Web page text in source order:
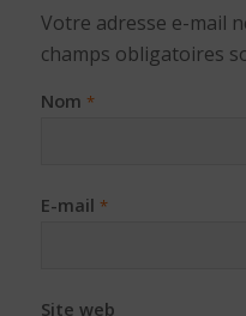
Votre adresse e-mail
champs obligatoires
Nom *
E-mail *
Site web